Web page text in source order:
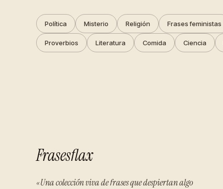
Política Misterio Religión Frases feministas
Proverbios Literatura Comida Ciencia
Frasesflax
«Una colección viva de frases que despiertan algo